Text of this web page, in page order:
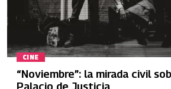
CINE
“Noviembre”: la mirada civil
Palacio de Justicia